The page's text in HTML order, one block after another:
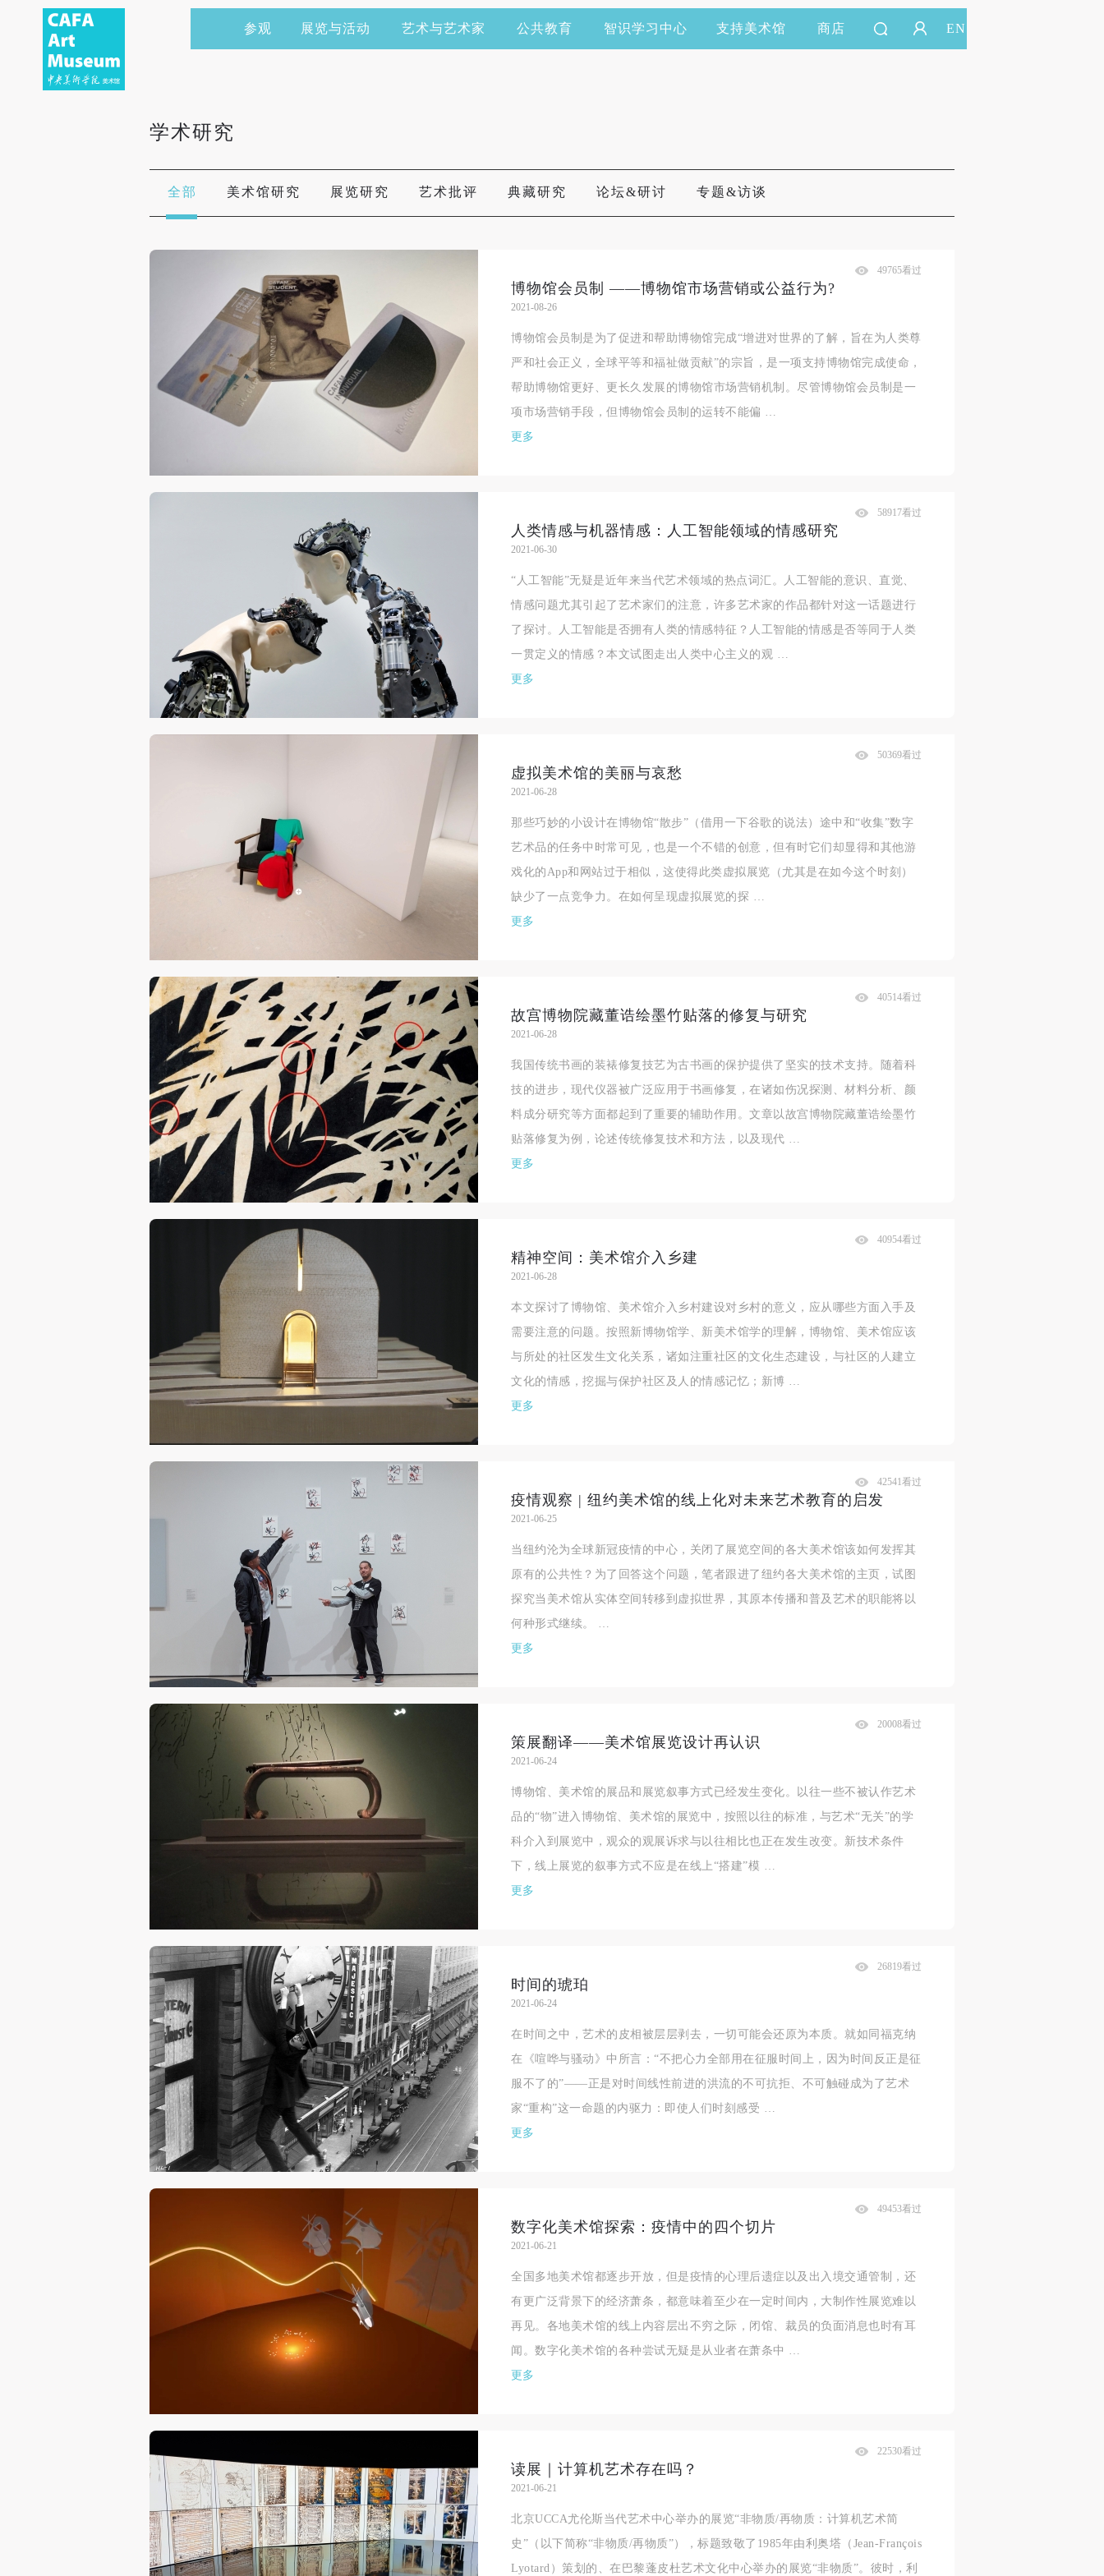
参观 展览与活动 艺术与艺术家 公共教育 智识学习中心 支持美术馆 商店 EN
数字美术馆
志愿者
学术研究
全部 美术馆研究 展览研究 艺术批评 典藏研究 论坛&研讨 专题&访谈
博物馆会员制 ——博物馆市场营销或公益行为?
2021-08-26
49765看过
博物馆会员制是为了促进和帮助博物馆完成“增进对世界的了解，旨在为人类尊
严和社会正义，全球平等和福祉做贡献”的宗旨，是一项支持博物馆完成使命，
帮助博物馆更好、更长久发展的博物馆市场营销机制。尽管博物馆会员制是一
项市场营销手段，但博物馆会员制的运转不能偏 …
更多
人类情感与机器情感：人工智能领域的情感研究
2021-06-30
58917看过
“人工智能”无疑是近年来当代艺术领域的热点词汇。人工智能的意识、直觉、
情感问题尤其引起了艺术家们的注意，许多艺术家的作品都针对这一话题进行
了探讨。人工智能是否拥有人类的情感特征？人工智能的情感是否等同于人类
一贯定义的情感？本文试图走出人类中心主义的观 …
更多
虚拟美术馆的美丽与哀愁
2021-06-28
50369看过
那些巧妙的小设计在博物馆“散步”（借用一下谷歌的说法）途中和“收集”数字
艺术品的任务中时常可见，也是一个不错的创意，但有时它们却显得和其他游
戏化的App和网站过于相似，这使得此类虚拟展览（尤其是在如今这个时刻）
缺少了一点竞争力。在如何呈现虚拟展览的探 …
更多
故宫博物院藏董诰绘墨竹贴落的修复与研究
2021-06-28
40514看过
我国传统书画的装裱修复技艺为古书画的保护提供了坚实的技术支持。随着科
技的进步，现代仪器被广泛应用于书画修复，在诸如伤况探测、材料分析、颜
料成分研究等方面都起到了重要的辅助作用。文章以故宫博物院藏董诰绘墨竹
贴落修复为例，论述传统修复技术和方法，以及现代 …
更多
精神空间：美术馆介入乡建
2021-06-28
40954看过
本文探讨了博物馆、美术馆介入乡村建设对乡村的意义，应从哪些方面入手及
需要注意的问题。按照新博物馆学、新美术馆学的理解，博物馆、美术馆应该
与所处的社区发生文化关系，诸如注重社区的文化生态建设，与社区的人建立
文化的情感，挖掘与保护社区及人的情感记忆；新博 …
更多
疫情观察 | 纽约美术馆的线上化对未来艺术教育的启发
2021-06-25
42541看过
当纽约沦为全球新冠疫情的中心，关闭了展览空间的各大美术馆该如何发挥其
原有的公共性？为了回答这个问题，笔者跟进了纽约各大美术馆的主页，试图
探究当美术馆从实体空间转移到虚拟世界，其原本传播和普及艺术的职能将以
何种形式继续。 …
更多
策展翻译——美术馆展览设计再认识
2021-06-24
20008看过
博物馆、美术馆的展品和展览叙事方式已经发生变化。以往一些不被认作艺术
品的“物”进入博物馆、美术馆的展览中，按照以往的标准，与艺术“无关”的学
科介入到展览中，观众的观展诉求与以往相比也正在发生改变。新技术条件
下，线上展览的叙事方式不应是在线上“搭建”模 …
更多
时间的琥珀
2021-06-24
26819看过
在时间之中，艺术的皮相被层层剥去，一切可能会还原为本质。就如同福克纳
在《喧哗与骚动》中所言：“不把心力全部用在征服时间上，因为时间反正是征
服不了的”——正是对时间线性前进的洪流的不可抗拒、不可触碰成为了艺术
家“重构”这一命题的内驱力：即使人们时刻感受 …
更多
数字化美术馆探索：疫情中的四个切片
2021-06-21
49453看过
全国多地美术馆都逐步开放，但是疫情的心理后遗症以及出入境交通管制，还
有更广泛背景下的经济萧条，都意味着至少在一定时间内，大制作性展览难以
再见。各地美术馆的线上内容层出不穷之际，闭馆、裁员的负面消息也时有耳
闻。数字化美术馆的各种尝试无疑是从业者在萧条中 …
更多
读展｜计算机艺术存在吗？
2021-06-21
22530看过
北京UCCA尤伦斯当代艺术中心举办的展览“非物质/再物质：计算机艺术简
史”（以下简称“非物质/再物质”），标题致敬了1985年由利奥塔（Jean-François
Lyotard）策划的、在巴黎蓬皮杜艺术文化中心举办的展览“非物质”。彼时，利
快捷登录 帐号密码登录
登录